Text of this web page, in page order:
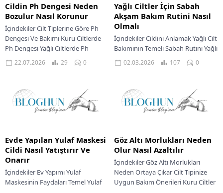
Cildin Ph Dengesi Neden
Bozulur Nasıl Korunur
İçindekiler Cilt Tiplerine Göre Ph
Dengesi Ve Bakımı Kuru Ciltlerde
Ph Dengesi Yağlı Ciltlerde Ph
Dengesi Karma Ciltlerde Ph
Dengesi...
22.07.2026 29 0
Yağlı Ciltler İçin Sabah
Akşam Bakım Rutini Nasıl
Olmalı
İçindekiler Cildini Anlamak Yağlı Cilt
Bakımının Temeli Sabah Rutini Yağlı
Ciltler İçin Doğal Yöntemlerle Cilt
Temizliği Yağ Dengesini Koruma
02.03.2026 107 0
Evde Yapılan Yulaf Maskesi
Cildi Nasıl Yatıştırır Ve
Onarır
İçindekiler Ev Yapımı Yulaf
Maskesinin Faydaları Temel Yulaf
Göz Altı Morlukları Neden
Olur Nasıl Azaltılır
İçindekiler Göz Altı Morlukları
Neden Ortaya Çıkar Cilt Tipinize
Uygun Bakım Önerileri Kuru Ciltler